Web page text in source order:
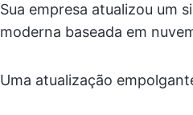
Sua empresa atualizou um
moderna baseada em
Uma atualização